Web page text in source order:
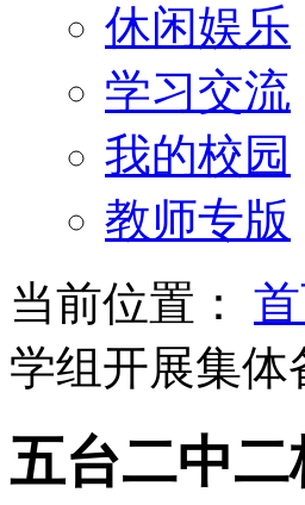
休闲娱乐
学习交流
我的校园
教师专版
当前位置：
学组开展集体
五台二中